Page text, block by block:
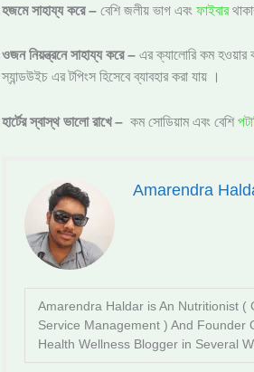
হজমে সাহায্য করে – বেশি জলীয় ভাগ এবং ফাইবার
ওজন নিয়ন্ত্রনে সাহায্য করে – এর ক্যালোরি কম হওয়ার
স্যান্ডউইচ এর টপিংস হিসেবে ব্যাবহার করা যায় ।
হার্টের স্বাস্থ ভালো রাখে – কম সোডিয়াম এবং বেশি
Amarendra
Amarendra Haldar is An Nutritionist
Service Management ) And Founder
Health Wellness Blogger in Several